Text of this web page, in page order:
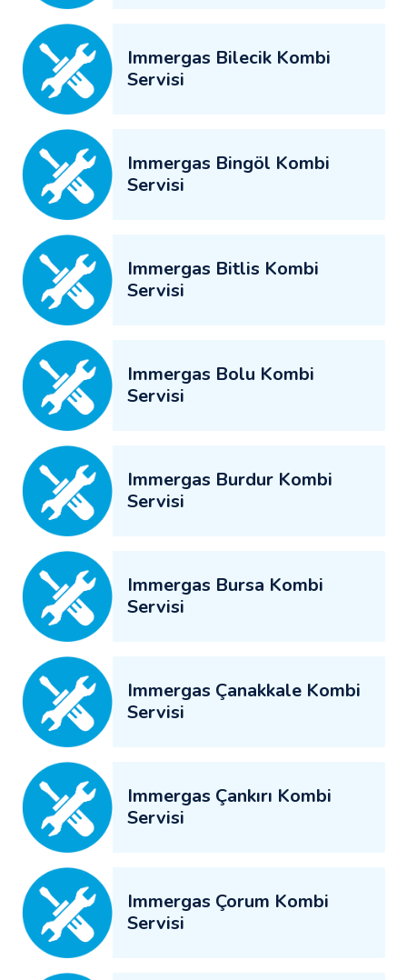
Immergas Bilecik Kombi
Servisi
Immergas Bingöl Kombi
Servisi
Immergas Bitlis Kombi
Servisi
Immergas Bolu Kombi
Servisi
Immergas Burdur Kombi
Servisi
Immergas Bursa Kombi
Servisi
Immergas Çanakkale Kombi
Servisi
Immergas Çankırı Kombi
Servisi
Immergas Çorum Kombi
Servisi